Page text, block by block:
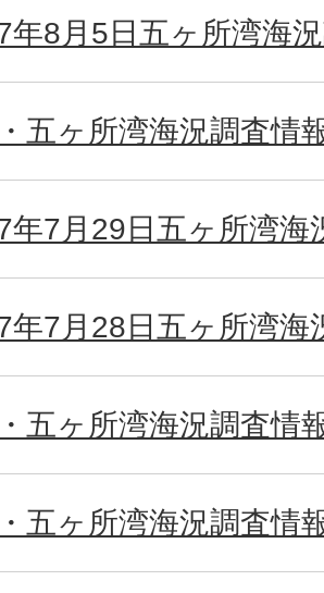
年8月5日五ヶ所湾海
五ヶ所湾海況調査情
年7月29日五ヶ所湾海
年7月28日五ヶ所湾海
五ヶ所湾海況調査情
五ヶ所湾海況調査情